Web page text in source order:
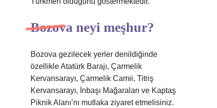
Bozova neyi meşhur?
Bozova gezilecek yerler denildiğinde
özellikle Atatürk Barajı, Çarmelik
Kervansarayı, Çarmelik Camii, Titriş
Kervansarayı, İnbaşı Mağaraları ve Kaptaş
Piknik Alanı’nı mutlaka ziyaret etmelisiniz.